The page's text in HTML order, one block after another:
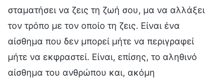
σταματήσει να ζεις τη ζωή σου, μα να αλλάξει
τον τρόπο με τον οποίο τη ζεις. Είναι ένα
αίσθημα που δεν μπορεί μήτε να περιγραφεί
μήτε να εκφραστεί. Είναι, επίσης, το αληθινό
αίσθημα του ανθρώπου και, ακόμη